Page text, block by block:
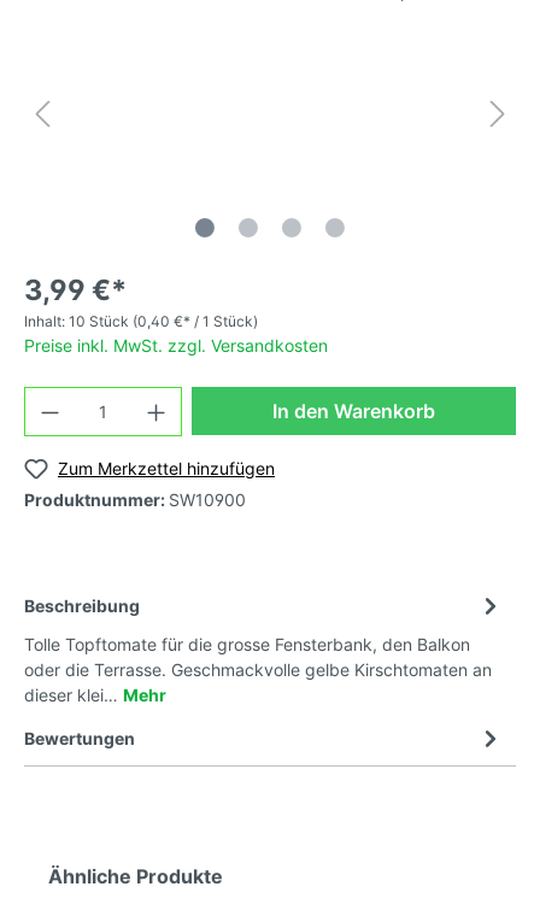
3,99 €*
Inhalt: 10 Stück (0,40 €* / 1 Stück)
Preise inkl. MwSt. zzgl. Versandkosten
In den Warenkorb
Zum Merkzettel hinzufügen
Produktnummer: SW10900
Beschreibung
Tolle Topftomate für die grosse Fensterbank, den Balkon
oder die Terrasse. Geschmackvolle gelbe Kirschtomaten an
dieser klei… Mehr
Bewertungen
Ähnliche Produkte